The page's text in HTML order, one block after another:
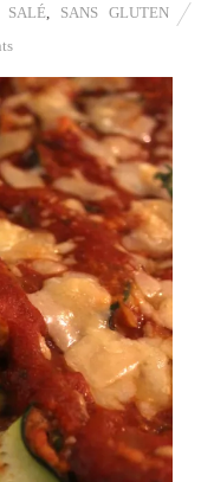
SALÉ
SANS GLUTEN